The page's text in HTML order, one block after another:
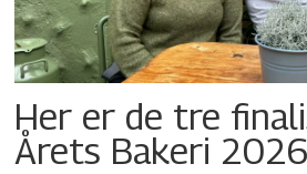
Her er de tre
Årets Bakeri 2026